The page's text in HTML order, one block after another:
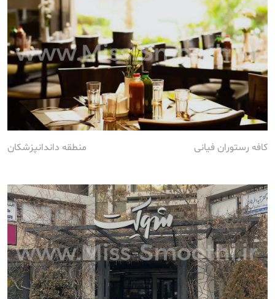
منطقه داندانپزشکان کافه رستوران فیانی